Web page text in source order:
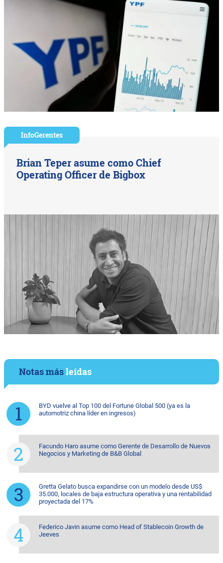
InfoGerentes
Brian Teper asume como Chief
Operating Officer de Bigbox
Notas másleídas
BYD vuelve al Top 100 del Fortune Global 500 (ya es la
automotriz china líder en ingresos)
Facundo Haro asume como Gerente de Desarrollo de Nuevos
Negocios y Marketing de B&B Global
Gretta Gelato busca expandirse con un modelo desde US$
35.000, locales de baja estructura operativa y una rentabilidad
proyectada del 17%
Federico Javin asume como Head of Stablecoin Growth de
Jeeves